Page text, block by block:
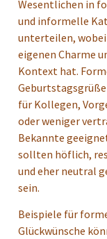
Wesentlichen in
und informelle
unterteilen, wobei
eigenen Charme
Kontext hat.
für Kollegen,
oder weniger
Bekannte
sollten höflich,
und eher neutral
sein.
Beispiele für
Glückwünsche